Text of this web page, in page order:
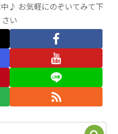
♪ お気軽にのぞいてみて下
さい